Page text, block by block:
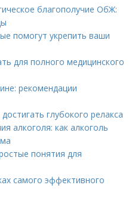
благополучие ОбЖ:
помогут укрепить ваши
для полного медицинского
рекомендации
глубокого релакса
алкоголя: как алкоголь
понятия для
самого эффективного